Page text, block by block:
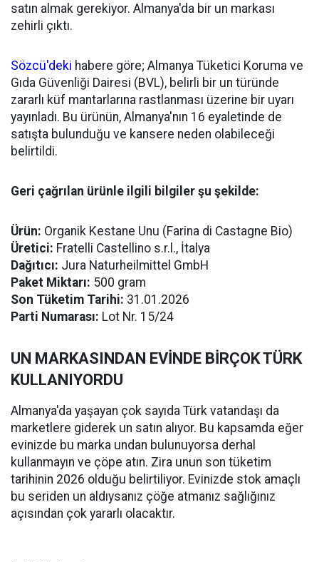
satın almak gerekiyor. Almanya'da bir un markası
zehirli çıktı.
Sözcü'deki habere göre; Almanya Tüketici Koruma ve
Gıda Güvenliği Dairesi (BVL), belirli bir un türünde
zararlı küf mantarlarına rastlanması üzerine bir uyarı
yayınladı. Bu ürünün, Almanya'nın 16 eyaletinde de
satışta bulunduğu ve kansere neden olabileceği
belirtildi.
Geri çağrılan ürünle ilgili bilgiler şu şekilde:
Ürün: Organik Kestane Unu (Farina di Castagne Bio)
Üretici: Fratelli Castellino s.r.l., İtalya
Dağıtıcı: Jura Naturheilmittel GmbH
Paket Miktarı: 500 gram
Son Tüketim Tarihi: 31.01.2026
Parti Numarası: Lot Nr. 15/24
UN MARKASINDAN EVİNDE BİRÇOK TÜRK
KULLANIYORDU
Almanya'da yaşayan çok sayıda Türk vatandaşı da
marketlere giderek un satın alıyor. Bu kapsamda eğer
evinizde bu marka undan bulunuyorsa derhal
kullanmayın ve çöpe atın. Zira unun son tüketim
tarihinin 2026 olduğu belirtiliyor. Evinizde stok amaçlı
bu seriden un aldıysanız çöğe atmanız sağlığınız
açısından çok yararlı olacaktır.